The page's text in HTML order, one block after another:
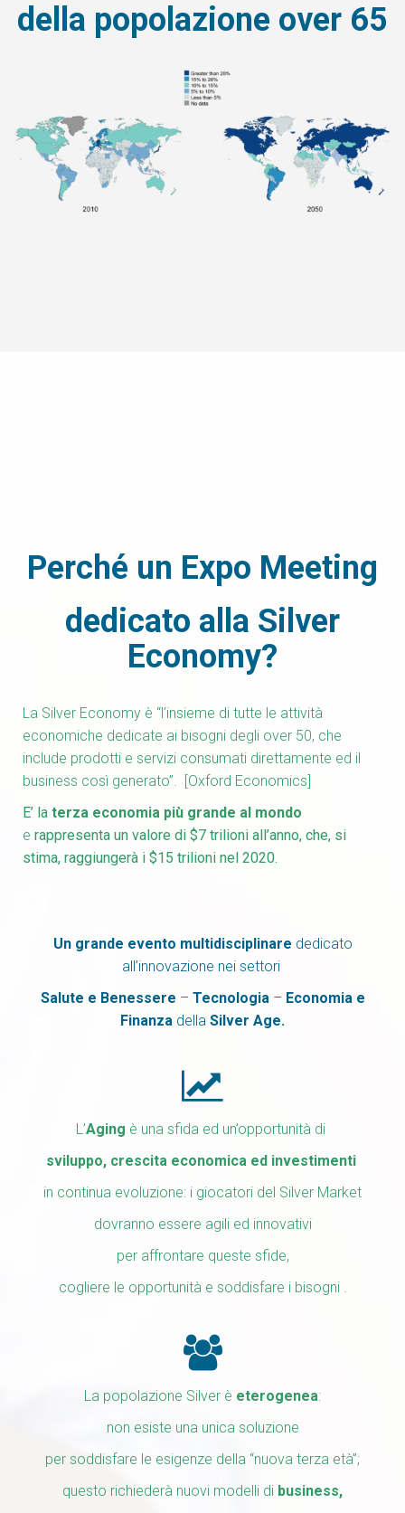
della popolazione over 65
Perché un Expo Meeting
dedicato alla Silver
Economy?
La Silver Economy è “l’insieme di tutte le attività
economiche dedicate ai bisogni degli over 50, che
include prodotti e servizi consumati direttamente ed il
business così generato”. [Oxford Economics]
E’ la terza economia più grande al mondo
e rappresenta un valore di $7 trilioni all’anno, che, si
stima, raggiungerà i $15 trilioni nel 2020.
Un grande evento multidisciplinare dedicato
all’innovazione nei settori
Salute e Benessere – Tecnologia– Economia e
Finanza della Silver Age.
L’Aging è una sfida ed un’opportunità di
sviluppo, crescita economica ed investimenti
in continua evoluzione: i giocatori del Silver Market
dovranno essere agili ed innovativi
per affrontare queste sfide,
cogliere le opportunità e soddisfare i bisogni .
La popolazione Silver è eterogenea:
non esiste una unica soluzione
per soddisfare le esigenze della “nuova terza età”;
questo richiederà nuovi modelli di business,